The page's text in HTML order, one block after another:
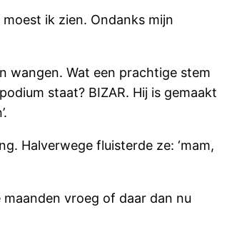
moest ik zien. Ondanks mijn
wangen. Wat een prachtige stem
staat? BIZAR. Hij is gemaakt
Halverwege fluisterde ze: ‘mam,
vroeg of daar dan nu